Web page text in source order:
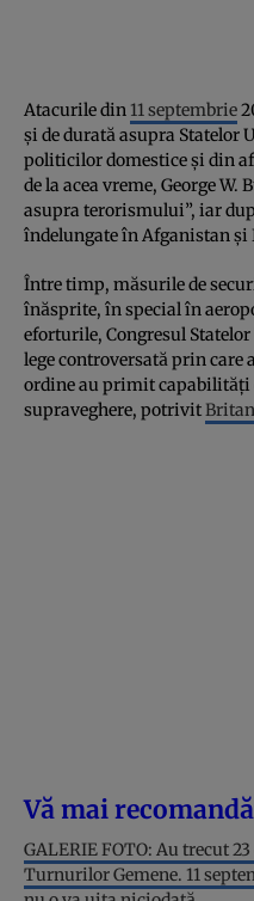
Atacurile din 11 septembrie
și de durată asupra Statelor
politicilor domestice și din
de la acea vreme, George W.
asupra terorismului”, iar
îndelungate în Afganistan și
Între timp, măsurile de
înăsprite, în special în
eforturile, Congresul
lege controversată prin care
ordine au primit capabilități
supraveghere, potrivit
Vă mai
GALERIE FOTO: Au trecut
Turnurilor Gemene. 11